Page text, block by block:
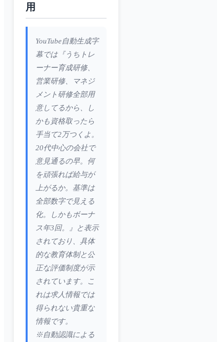
用
YouTube自動生成字
幕では『うちトレ
ーナー育成研修、
営業研修、マネジ
メント研修全部用
意してるから、し
かも資格取ったら
手当て2万つくよ。
20代中心の会社で
意見通るの早。何
を頑張れば給与が
上がるか。基準は
全部数字で見える
化。しかもボーナ
ス年3回。』と表示
されており、具体
的な教育体制と公
正な評価制度が示
されています。こ
れは求人情報では
得られない貴重な
情報です。
※自動認識による